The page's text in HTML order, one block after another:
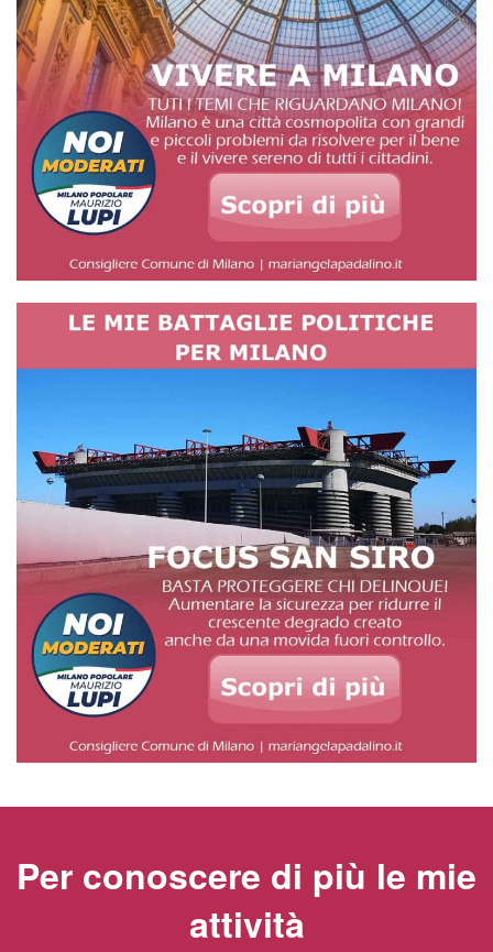
Per conoscere di più le mie
attività